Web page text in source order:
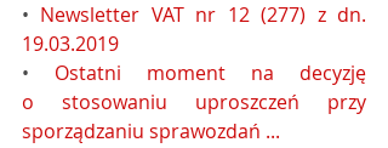
• Newsletter VAT nr 12 (277) z dn.
19.03.2019
• Ostatni moment na decyzję
o stosowaniu uproszczeń przy
sporządzaniu sprawozdań ...